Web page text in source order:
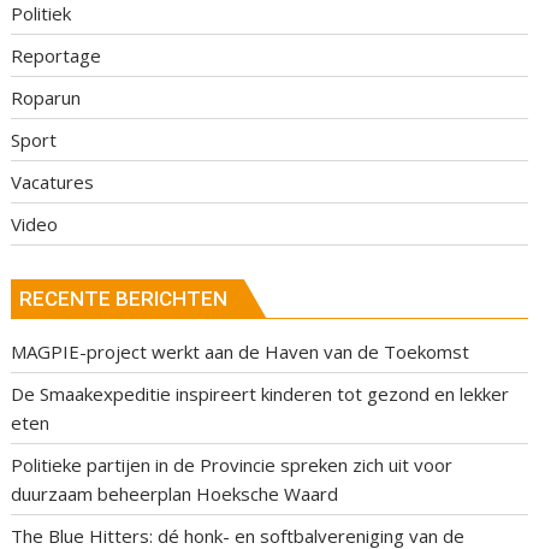
Politiek
Reportage
Roparun
Sport
Vacatures
Video
RECENTE BERICHTEN
MAGPIE-project werkt aan de Haven van de Toekomst
De Smaakexpeditie inspireert kinderen tot gezond en lekker
eten
Politieke partijen in de Provincie spreken zich uit voor
duurzaam beheerplan Hoeksche Waard
The Blue Hitters: dé honk- en softbalvereniging van de